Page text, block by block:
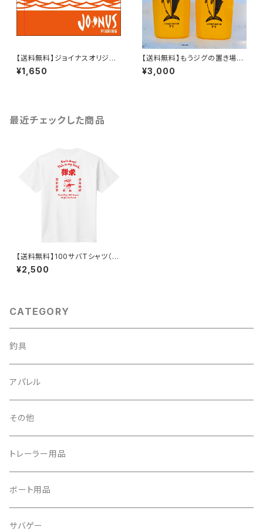
【送料無料】ジョイナスオリジナ
ル大漁旗【オレンジ】
¥1,650
【送料無料】もうジグの置き場に
困らない！ジグピット5個
¥3,000
最近チェックした商品
【送料無料】100サバTシャツ（半
袖）
¥2,500
CATEGORY
釣具
アパレル
その他
トレーラー用品
ボート用品
サバゲー